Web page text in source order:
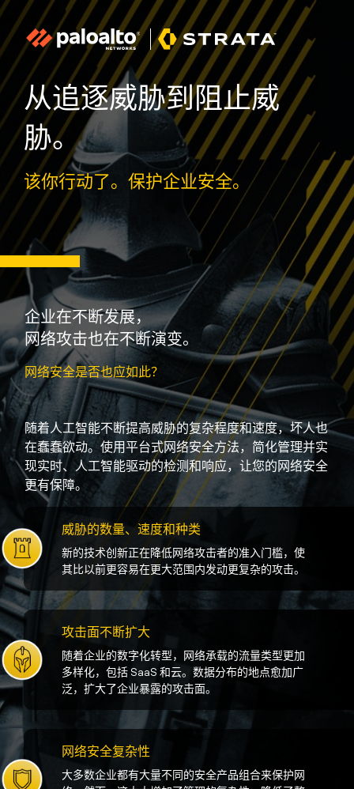
从追逐威胁到阻止威
胁。
该你行动了。保护企业安全。
企业在不断发展，
网络攻击也在不断演变。
网络安全是否也应如此？
随着人工智能不断提高威胁的复杂程度和速度，坏人也
在蠢蠢欲动。使用平台式网络安全方法，简化管理并实
现实时、人工智能驱动的检测和响应，让您的网络安全
更有保障。
威胁的数量、速度和种类
新的技术创新正在降低网络攻击者的准入门槛，使
其比以前更容易在更大范围内发动更复杂的攻击。
攻击面不断扩大
随着企业的数字化转型，网络承载的流量类型更加
多样化，包括 SaaS 和云。数据分布的地点愈加广
泛，扩大了企业暴露的攻击面。
网络安全复杂性
大多数企业都有大量不同的安全产品组合来保护网